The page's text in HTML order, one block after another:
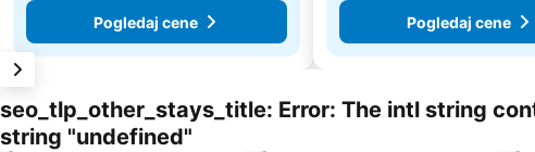
Pogledaj cene
Pogledaj cene
seo_tlp_other_stays_title: Error: The intl string
string "undefined"